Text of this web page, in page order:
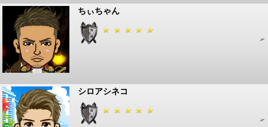
ちぃちゃん
シロアシネコ